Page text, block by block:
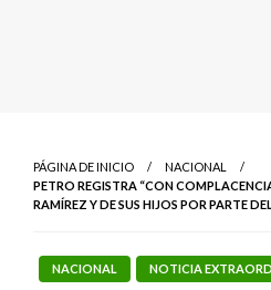
PÁGINA DE INICIO
NACIONAL
PETRO REGISTRA “CON
RAMÍREZ Y DE SUS HIJOS POR PARTE
NACIONAL NOTICIA